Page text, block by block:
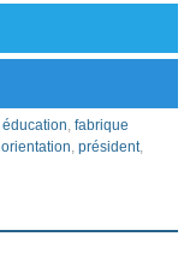
éducation, fabrique
orientation, président,